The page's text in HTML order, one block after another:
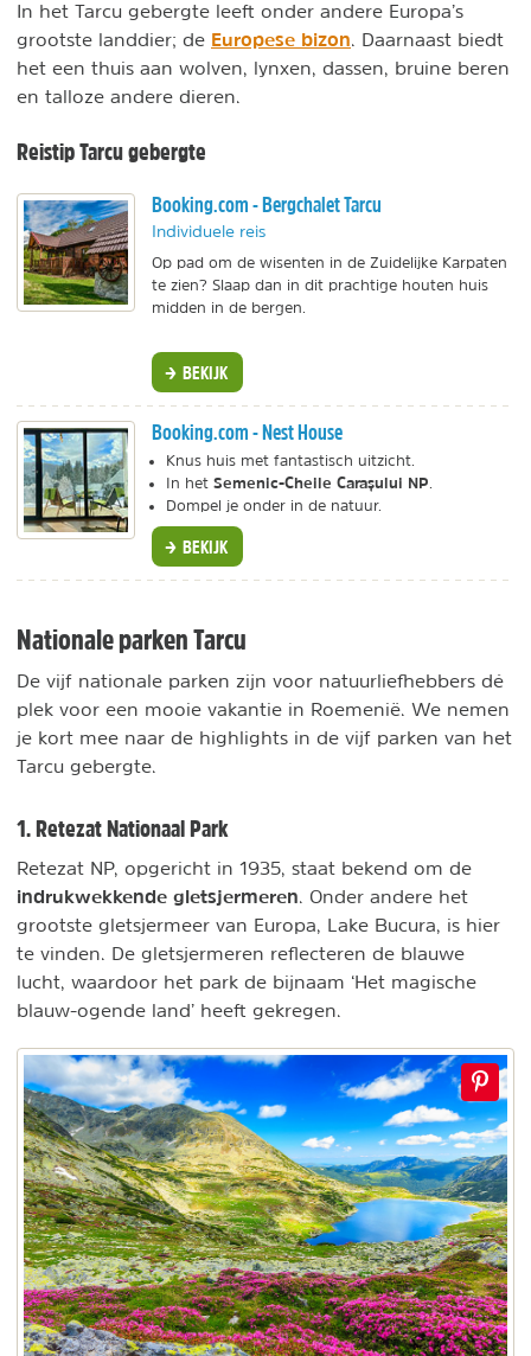
In het Tarcu gebergte leeft onder andere Europa’s
grootste landdier; de Europese bizon . Daarnaast biedt
het een thuis aan wolven, lynxen, dassen, bruine beren
en talloze andere dieren.
Reistip Tarcu gebergte
Booking.com - Bergchalet Tarcu
Individuele reis
Op pad om de wisenten in de Zuidelijke Karpaten
te zien? Slaap dan in dit prachtige houten huis
midden in de bergen.
BEKIJK
Booking.com - Nest House
Knus huis met fantastisch uitzicht.
In het Semenic-Cheile Carașului NP
Dompel je onder in de natuur.
BEKIJK
Nationale parken Tarcu
De vijf nationale parken zijn voor natuurliefhebbers dé
plek voor een mooie vakantie in Roemenië. We nemen
je kort mee naar de highlights in de vijf parken van het
Tarcu gebergte.
1. Retezat Nationaal Park
Retezat NP, opgericht in 1935, staat bekend om de
indrukwekkende gletsjermeren. Onder andere het
grootste gletsjermeer van Europa, Lake Bucura, is hier
te vinden. De gletsjermeren reflecteren de blauwe
lucht, waardoor het park de bijnaam ‘Het magische
blauw-ogende land’ heeft gekregen.